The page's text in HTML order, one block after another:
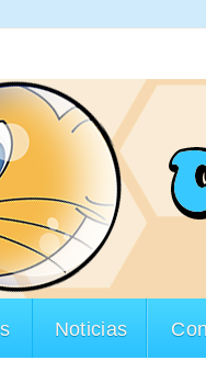
Noticias